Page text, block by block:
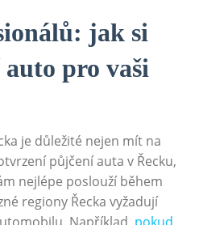
jak si
pro vaši
je důležité nejen mít na
půjčení auta v Řecku,
nejlépe poslouží během
regiony Řecka vyžadují